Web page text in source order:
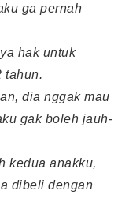
ga pernah
hak untuk
tahun.
dia nggak mau
gak boleh jauh-
kedua anakku,
dibeli dengan